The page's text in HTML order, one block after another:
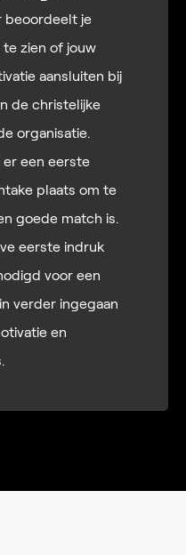
beoordeelt je
zien of jouw
aansluiten bij
de christelijke
organisatie.
er een eerste
plaats om te
goede match is.
eerste indruk
voor een
verder ingegaan
en